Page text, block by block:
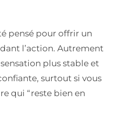
pensé pour offrir un
l’action. Autrement
plus stable et
surtout si vous
qui “reste bien en